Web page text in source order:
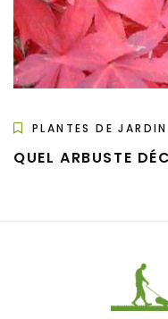
PLANTES DE JARDIN
QUEL ARBUSTE